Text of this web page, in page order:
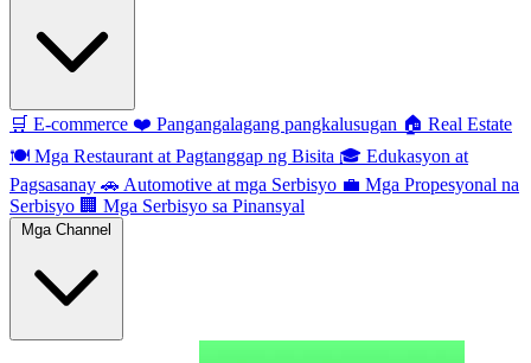
🛒 E-commerce ❤️ Pangangalagang pangkalusugan 🏠 Real Estate
🍽️ Mga Restaurant at Pagtanggap ng Bisita 🎓 Edukasyon at
Pagsasanay 🚗 Automotive at mga Serbisyo 💼 Mga Propesyonal na
Serbisyo 🏢 Mga Serbisyo sa Pinansyal